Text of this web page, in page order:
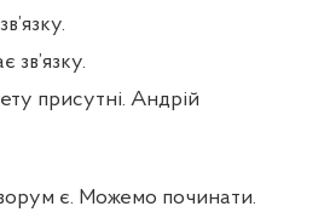
зв’язку.
присутні. Андрій
є. Можемо починати.